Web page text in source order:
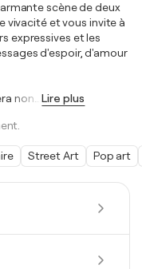
scène de deux
vivacité et vous invite à
expressives et les
d'espoir, d'amour
non… Lire plus
Street Art Pop art